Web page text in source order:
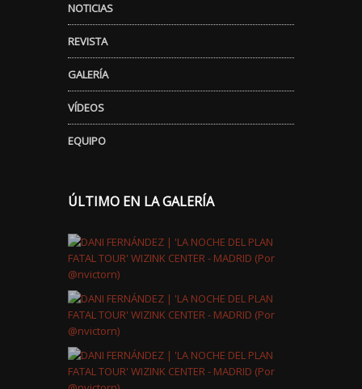
NOTICIAS
REVISTA
GALERÍA
VÍDEOS
EQUIPO
ÚLTIMO EN LA GALERÍA